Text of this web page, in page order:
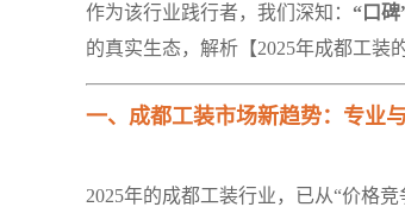
作为该行业践行者，我们深知： “口
的真实生态，解析【2025年成都工装
一、成都工装市场新趋势：专业
2025年的成都工装行业，已从“价格竞